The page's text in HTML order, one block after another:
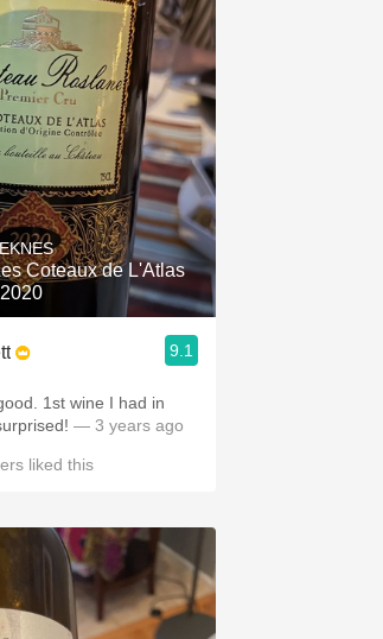
Coteaux de L'Atlas
9.1
1st wine I had in
— 3 years ago
liked this